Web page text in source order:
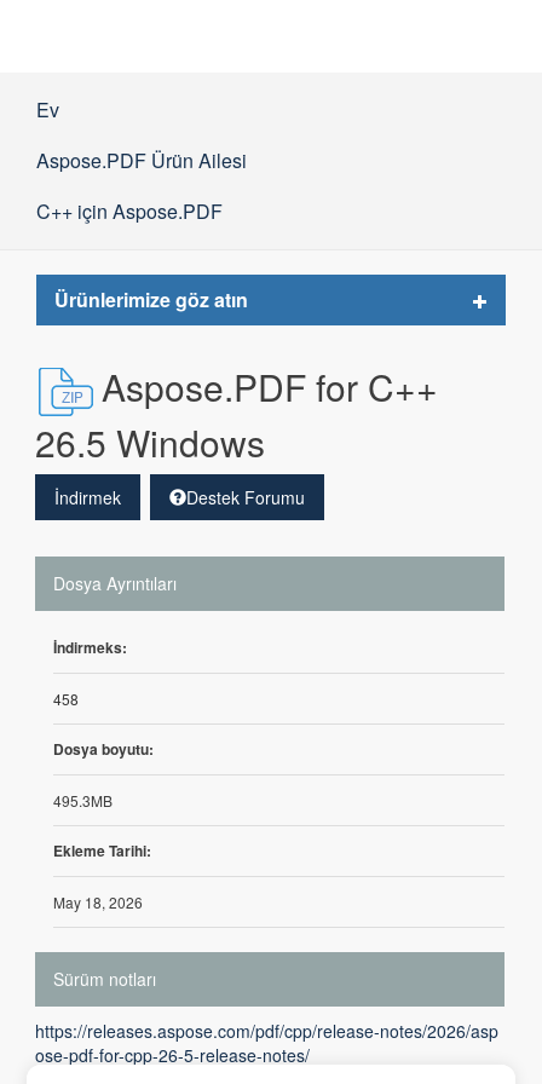
Ev
Aspose.PDF Ürün Ailesi
C++ için Aspose.PDF
Ürünlerimize göz atın
Toggle
Aspose.PDF for C++
26.5 Windows
İndirmek Destek Forumu
Dosya Ayrıntıları
İndirmeks:
458
Dosya boyutu:
495.3MB
Ekleme Tarihi:
May 18, 2026
Sürüm notları
https://releases.aspose.com/pdf/cpp/release-notes/2026/asp
ose-pdf-for-cpp-26-5-release-notes/